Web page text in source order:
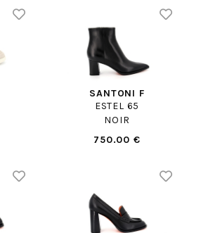
SANTONI F
ESTEL 65
NOIR
750.00 €